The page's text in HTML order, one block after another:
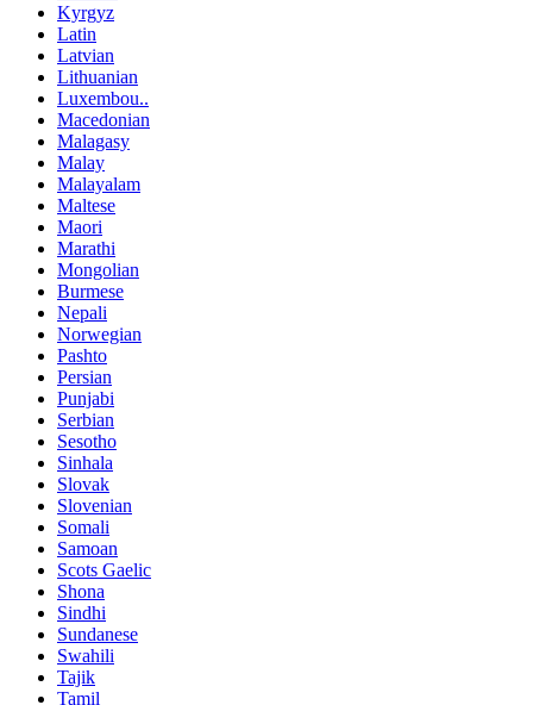
Kyrgyz
Latin
Latvian
Lithuanian
Luxembou..
Macedonian
Malagasy
Malay
Malayalam
Maltese
Maori
Marathi
Mongolian
Burmese
Nepali
Norwegian
Pashto
Persian
Punjabi
Serbian
Sesotho
Sinhala
Slovak
Slovenian
Somali
Samoan
Scots Gaelic
Shona
Sindhi
Sundanese
Swahili
Tajik
Tamil